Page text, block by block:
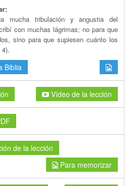
mucha tribulación y angustia del
con muchas lágrimas; no para que
sino para que supiesen cuánto los
Biblia
Vídeo de la lección
de la lección
Para memorizar